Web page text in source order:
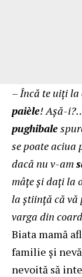
– Încă te uiţi la
paièle! Aşă-
pughibale
se poate aciua
dacă nu v-am
mâţe şi daţi la
la ştiinţă că vă
varga din
Biata mamă
familie și
nevoită să